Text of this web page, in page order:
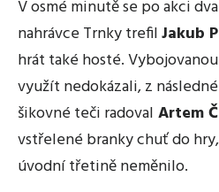
V osmé minutě se po akci
nahrávce Trnky trefilJakub
hrát také hosté.
využít nedokázali, z
šikovné teči radoval Artem
vstřelené branky chuť do
úvodní třetině neměnilo.